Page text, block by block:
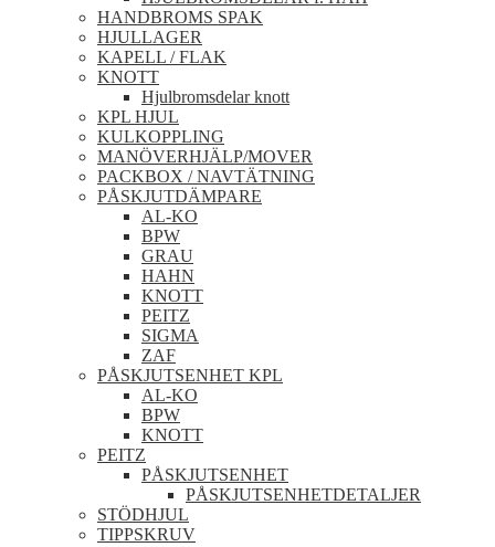
HANDBROMS SPAK
HJULLAGER
KAPELL / FLAK
KNOTT
Hjulbromsdelar knott
KPL HJUL
KULKOPPLING
MANÖVERHJÄLP/MOVER
PACKBOX / NAVTÄTNING
PÅSKJUTDÄMPARE
AL-KO
BPW
GRAU
HAHN
KNOTT
PEITZ
SIGMA
ZAF
PÅSKJUTSENHET KPL
AL-KO
BPW
KNOTT
PEITZ
PÅSKJUTSENHET
PÅSKJUTSENHETDETALJER
STÖDHJUL
TIPPSKRUV